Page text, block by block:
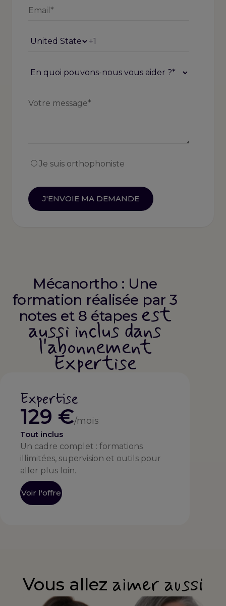
Je suis orthophoniste
Mécanortho : Une
formation réalisée par 3
notes et 8 étapes est
aussi inclus dans
l'abonnement
Expertise
Expertise
129 €/mois
Tout inclus
Un cadre complet : formations
illimitées, supervision et outils pour
aller plus loin.
Voir l'offre
Vous allez aimer aussi